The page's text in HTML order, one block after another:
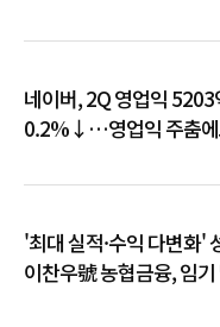
네이버, 2Q 영업익
0.2%↓…영업익 주춤에
'최대 실적·수익 다변화'
이찬우號 농협금융, 임